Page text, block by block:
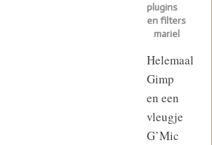
plugins
en filters
mariel
Helemaal
Gimp
en een
vleugje
G’Mic